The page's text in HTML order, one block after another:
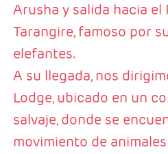
Arusha y salida hacia
Tarangire, famoso por
elefantes.
A su llegada, nos
Lodge, ubicado en un
salvaje, donde se
movimiento de